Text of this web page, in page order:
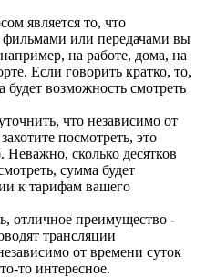
является то, что
или передачами вы
на работе, дома, на
Если говорить кратко, то,
возможность смотреть
что независимо от
посмотреть, это
Неважно, сколько десятков
сумма будет
к тарифам вашего
отличное преимущество -
трансляции
от времени суток
то интересное.